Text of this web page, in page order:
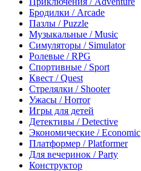
Бродилки / Arcade
Пазлы / Puzzle
Музыкальные / Music
Симуляторы / Simulator
Ролевые / RPG
Спортивные / Sport
Квест / Quest
Стрелялки / Shooter
Ужасы / Horror
Игры для детей
Детективы / Detective
Экономические / Economic
Платформер / Platformer
Для вечеринок / Party
Конструктор